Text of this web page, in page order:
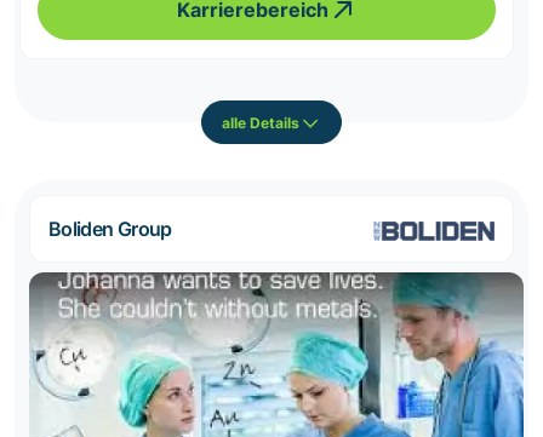
Karrierebereich
alle Details
Boliden Group